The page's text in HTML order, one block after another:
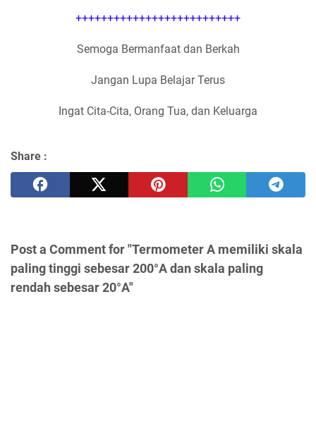
++++++++++++++++++++++++++
Semoga Bermanfaat dan Berkah
Jangan Lupa Belajar Terus
Ingat Cita-Cita, Orang Tua, dan Keluarga
Share :
Post a Comment for "Termometer A memiliki skala
paling tinggi sebesar 200°A dan skala paling
rendah sebesar 20°A"